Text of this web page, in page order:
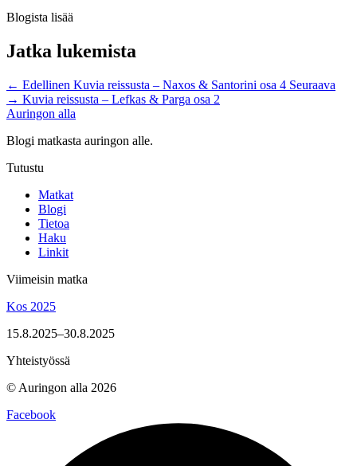
Blogista lisää
Jatka lukemista
← Edellinen Kuvia reissusta – Naxos & Santorini osa 4 Seuraava
→ Kuvia reissusta – Lefkas & Parga osa 2
Auringon alla
Blogi matkasta auringon alle.
Tutustu
Matkat
Blogi
Tietoa
Haku
Linkit
Viimeisin matka
Kos 2025
15.8.2025–30.8.2025
Yhteistyössä
© Auringon alla 2026
Facebook